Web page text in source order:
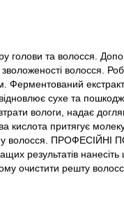
голови та волосся.
волосся.
Ферментований
відновлює сухе та
вологи, надає
кислота притягує
волосся. ПРОФЕСІЙНІ
результатів
очистити решту